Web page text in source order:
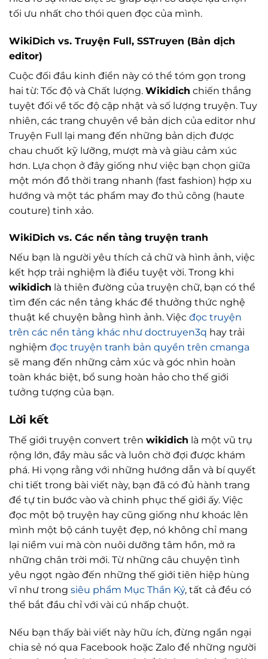
tối ưu nhất cho thói quen đọc của mình.
WikiDich vs. Truyện Full, SSTruyen (Bản dịch
editor)
Cuộc đối đầu kinh điển này có thể tóm gọn trong
hai từ: Tốc độ và Chất lượng. Wikidich chiến thắng
tuyệt đối về tốc độ cập nhật và số lượng truyện. Tuy
nhiên, các trang chuyên về bản dịch của editor như
Truyện Full lại mang đến những bản dịch được
chau chuốt kỹ lưỡng, mượt mà và giàu cảm xúc
hơn. Lựa chọn ở đây giống như việc bạn chọn giữa
một món đồ thời trang nhanh (fast fashion) hợp xu
hướng và một tác phẩm may đo thủ công (haute
couture) tinh xảo.
WikiDich vs. Các nền tảng truyện tranh
Nếu bạn là người yêu thích cả chữ và hình ảnh, việc
kết hợp trải nghiệm là điều tuyệt vời. Trong khi
wikidich là thiên đường của truyện chữ, bạn có thể
tìm đến các nền tảng khác để thưởng thức nghệ
thuật kể chuyện bằng hình ảnh. Việc đọc truyện
trên các nền tảng khác như doctruyen3q hay trải
nghiệm đọc truyện tranh bản quyền trên cmanga
sẽ mang đến những cảm xúc và góc nhìn hoàn
toàn khác biệt, bổ sung hoàn hảo cho thế giới
tưởng tượng của bạn.
Lời kết
Thế giới truyện convert trên wikidich là một vũ trụ
rộng lớn, đầy màu sắc và luôn chờ đợi được khám
phá. Hi vọng rằng với những hướng dẫn và bí quyết
chi tiết trong bài viết này, bạn đã có đủ hành trang
để tự tin bước vào và chinh phục thế giới ấy. Việc
đọc một bộ truyện hay cũng giống như khoác lên
mình một bộ cánh tuyệt đẹp, nó không chỉ mang
lại niềm vui mà còn nuôi dưỡng tâm hồn, mở ra
những chân trời mới. Từ những câu chuyện tình
yêu ngọt ngào đến những thế giới tiên hiệp hùng
vĩ như trong siêu phẩm Mục Thần Ký, tất cả đều có
thể bắt đầu chỉ với vài cú nhấp chuột.
Nếu bạn thấy bài viết này hữu ích, đừng ngần ngại
chia sẻ nó qua Facebook hoặc Zalo để những người